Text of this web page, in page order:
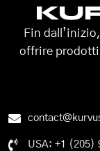
Fin
offrire prodotti
USA: +1 (205)